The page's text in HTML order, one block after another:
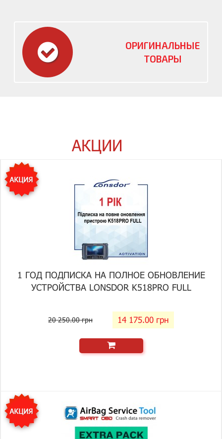
ОРИГИНАЛЬНЫЕ
ТОВАРЫ
АКЦИИ
1 ГОД ПОДПИСКА НА ПОЛНОЕ ОБНОВЛЕНИЕ
УСТРОЙСТВА LONSDOR K518PRO FULL
20 250.00 грн 14 175.00 грн